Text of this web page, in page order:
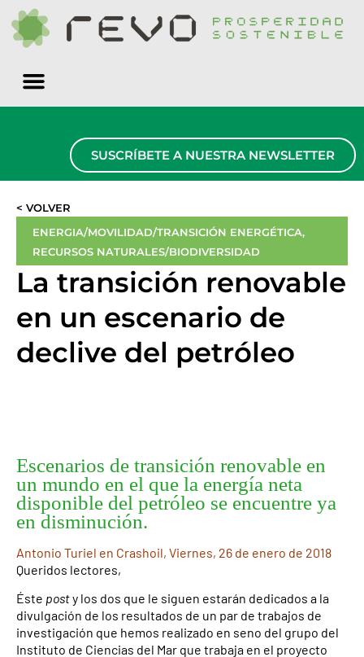
SUSCRÍBETE A NUESTRA NEWSLETTER
< VOLVER
ENERGIA/MOVILIDAD/TRANSICIÓN ENERGÉTICA,
RECURSOS NATURALES/BIODIVERSIDAD
La transición renovable
en un escenario de
declive del petróleo
Escenarios de transición renovable en
un mundo en el que la energía neta
disponible del petróleo se encuentre ya
en disminución.
Antonio Turiel en Crashoil, Viernes, 26 de enero de 2018
Queridos lectores,
Éste posty los dos que le siguen estarán dedicados a la
divulgación de los resultados de un par de trabajos de
investigación que hemos realizado en seno del grupo del
Instituto de Ciencias del Mar que trabaja en el proyecto